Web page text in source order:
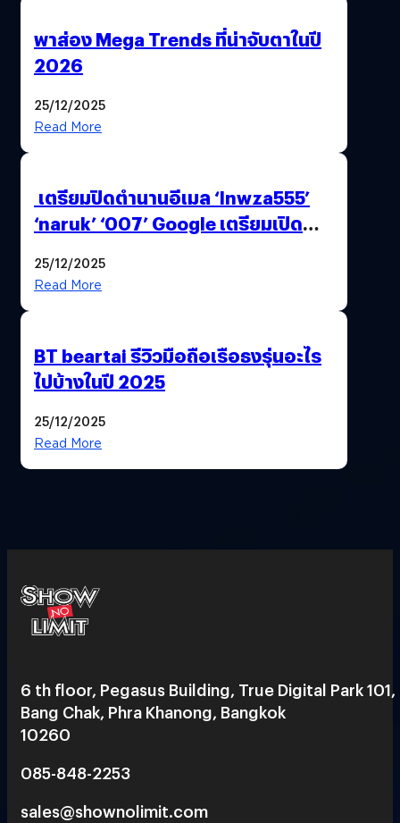
พาส่อง Mega Trends ที่น่าจับตาในปี
2026
25/12/2025
Read More
เตรียมปิดตำนานอีเมล ‘lnwza555’
‘naruk’ ‘007’ Google เตรียมเปิด
25/12/2025
Read More
BT beartai รีวิวมือถือเรือธงรุ่นอะไร
ไปบ้างในปี 2025
25/12/2025
Read More
6 th floor, Pegasus Building, True Digital Park 101,
Bang Chak, Phra Khanong, Bangkok
10260
085-848-2253
sales@shownolimit.com